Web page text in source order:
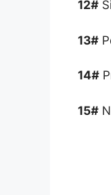
12#
13#
14#
15#